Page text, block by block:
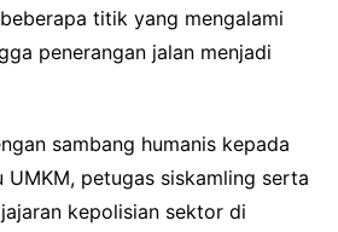
titik yang mengalami
penerangan jalan menjadi
sambang humanis kepada
UMKM, petugas siskamling serta
kepolisian sektor di